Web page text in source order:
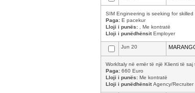
SIM Engineering is seeking for
Paga: E pacekur
Lloji i punës: , Me kontratë
Lloji i punëdhënsitEmployer
Jun 20
WorkItaly në emër të një Klienti të
Paga: 660 Euro
Lloji i punës: Me kontratë
Lloji i punëdhënsitAgency/Recruiter